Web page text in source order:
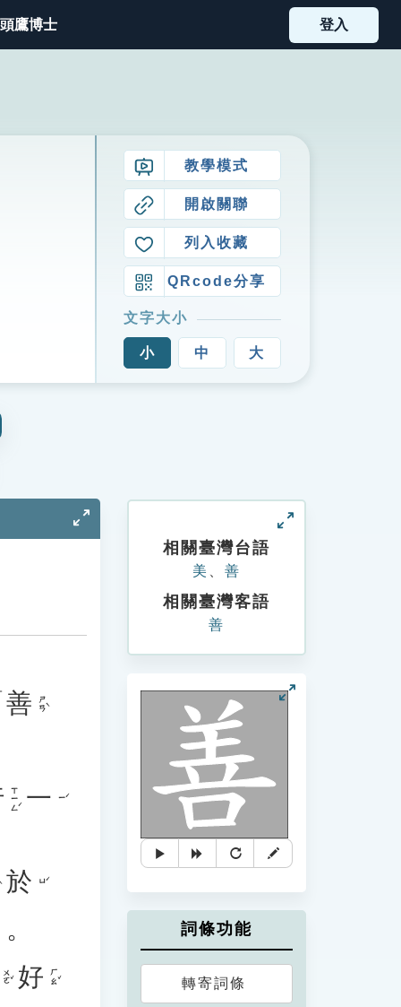
鷹博士 登入
教學模式
開啟關聯
列入收藏
QRcode分享
文字大小
小 中 大
善 ㄕㄢˋ
ㄒㄧㄥˊ 一 ㄧˊ
於 ㄩˊ
。
ㄨㄛˇ 好 ㄏㄠˇ
相關臺灣台語
美 善
相關臺灣客語
善
詞條功能
轉寄詞條